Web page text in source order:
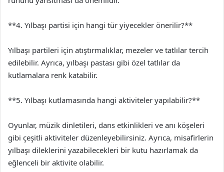
**4. Yılbaşı partisi için hangi tür yiyecekler önerilir?**
Yılbaşı partileri için atıştırmalıklar, mezeler ve tatlılar tercih
edilebilir. Ayrıca, yılbaşı pastası gibi özel tatlılar da
kutlamalara renk katabilir.
**5. Yılbaşı kutlamasında hangi aktiviteler yapılabilir?**
Oyunlar, müzik dinletileri, dans etkinlikleri ve anı köşeleri
gibi çeşitli aktiviteler düzenleyebilirsiniz. Ayrıca, misafirlerin
yılbaşı dileklerini yazabilecekleri bir kutu hazırlamak da
eğlenceli bir aktivite olabilir.